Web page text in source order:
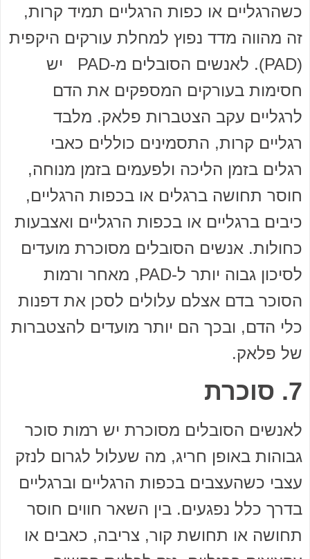
כשהרגליים או כפות הרגליים תמיד קרות,
זה מהווה מדד נפוץ למחלת עורקים היקפית
(PAD). לאנשים הסובלים מ-PAD יש
חסימות בעורקים המספקים את הדם
לרגליים עקב הצטברות פלאק. מלבד
רגליים קרות, התסמינים כוללים כאבי
רגלים בזמן הליכה ולפעמים בזמן מנוחה,
חוסר תחושה ברגלים או בכפות הרגליים,
כיבים ברגליים או בכפות הרגליים ואצבעות
כחולות. אנשים הסובלים מסוכרת מועדים
לסיכון גבוה יותר ל-PAD, מאחר ורמות
הסוכר בדם אצלם עלולים לסכן את דפנות
כלי הדם, ובכך הם יותר מועדים להצטברות
של פלאק.
7. סוכרת
לאנשים הסובלים מסוכרת יש רמות סוכר
גבוהות באופן חריג, מה שעלול לגרום לנזק
עצבי כשהעצבים בכפות הרגליים וברגליים
בדרך כלל נפגעים. בין השאר חווים חוסר
תחושה או תחושת קור, צריבה, כאבים או